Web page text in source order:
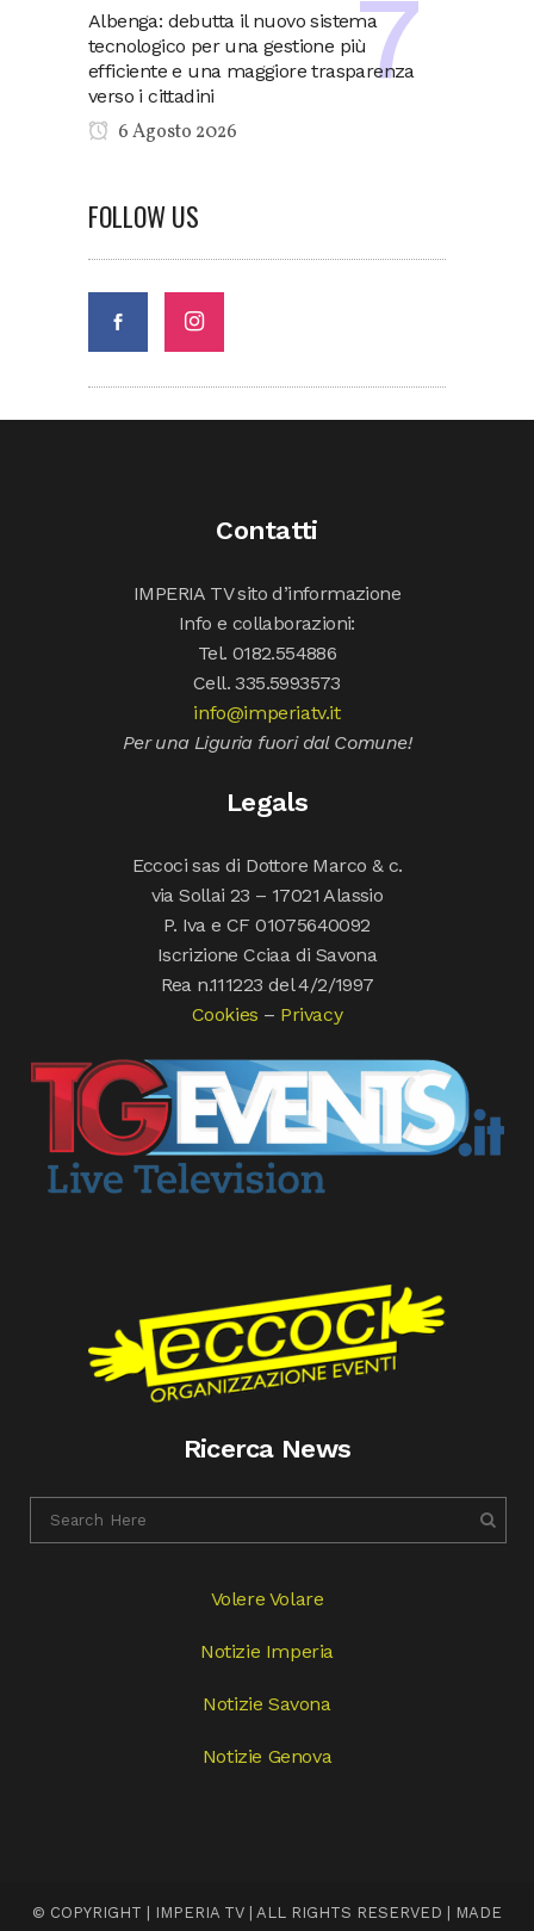
Albenga: debutta il nuovo sistema
tecnologico per una gestione più
efficiente e una maggiore trasparenza
verso i cittadini
6 Agosto 2026
FOLLOW US
Contatti
IMPERIA TV sito d’informazione
Info e collaborazioni:
Tel. 0182.554886
Cell. 335.5993573
info@imperiatv.it
Per una Liguria fuori dal Comune!
Legals
Eccoci sas di Dottore Marco & c.
via Sollai 23 – 17021 Alassio
P. Iva e CF 01075640092
Iscrizione Cciaa di Savona
Rea n.111223 del 4/2/1997
Cookies – Privacy
Ricerca News
Volere Volare
Notizie Imperia
Notizie Savona
Notizie Genova
© COPYRIGHT | IMPERIA TV | ALL RIGHTS RESERVED | MADE